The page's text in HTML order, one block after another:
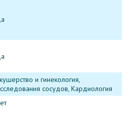
и гинекология,
сосудов, Кардиология